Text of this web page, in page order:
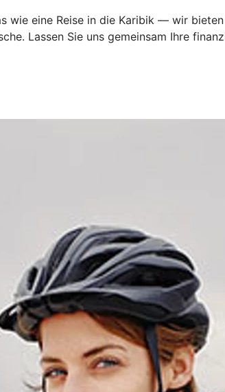
eine Reise in die Karibik — wir
Lassen Sie uns gemeinsam Ihre